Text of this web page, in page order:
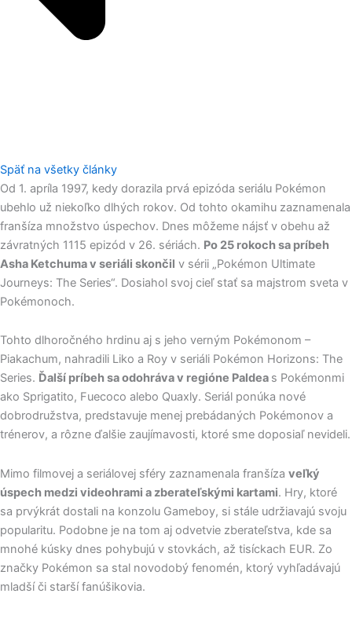
Späť na všetky články
Od 1. apríla 1997, kedy dorazila prvá epizóda seriálu Pokémon
ubehlo už niekoľko dlhých rokov. Od tohto okamihu zaznamenala
franšíza množstvo úspechov. Dnes môžeme nájsť v obehu až
závratných 1115 epizód v 26. sériách. Po 25 rokoch sa príbeh
Asha Ketchuma v seriáli skončil v sérii „Pokémon Ultimate
Journeys: The Series“. Dosiahol svoj cieľ stať sa majstrom sveta v
Pokémonoch.
Tohto dlhoročného hrdinu aj s jeho verným Pokémonom –
Piakachum, nahradili Liko a Roy v seriáli Pokémon Horizons: The
Series. Ďalší príbeh sa odohráva v regióne Paldea s Pokémonmi
ako Sprigatito, Fuecoco alebo Quaxly. Seriál ponúka nové
dobrodružstva, predstavuje menej prebádaných Pokémonov a
trénerov, a rôzne ďalšie zaujímavosti, ktoré sme doposiaľ nevideli.
Mimo filmovej a seriálovej sféry zaznamenala franšíza veľký
úspech medzi videohrami a zberateľskými kartami. Hry, ktoré
sa prvýkrát dostali na konzolu Gameboy, si stále udržiavajú svoju
popularitu. Podobne je na tom aj odvetvie zberateľstva, kde sa
mnohé kúsky dnes pohybujú v stovkách, až tisíckach EUR. Zo
značky Pokémon sa stal novodobý fenomén, ktorý vyhľadávajú
mladší či starší fanúšikovia.